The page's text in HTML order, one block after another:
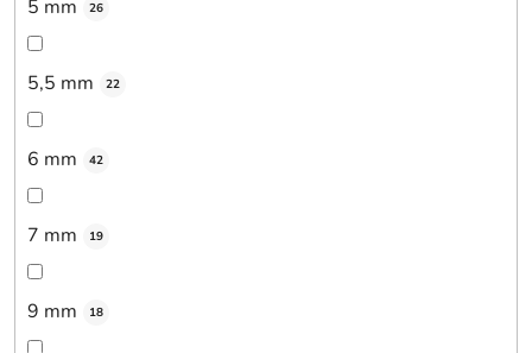
5 mm 26
5,5 mm 22
6 mm 42
7 mm 19
9 mm 18